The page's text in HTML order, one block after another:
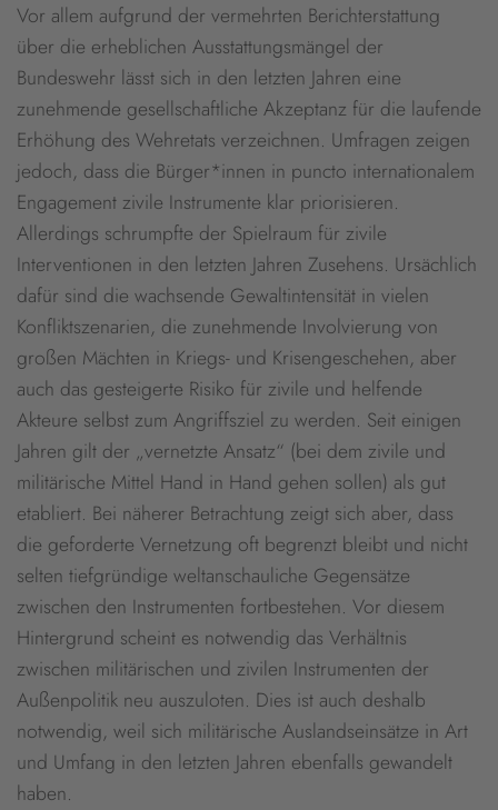
Vor allem aufgrund der vermehrten Berichterstattung
über die erheblichen Ausstattungsmängel der
Bundeswehr lässt sich in den letzten Jahren eine
zunehmende gesellschaftliche Akzeptanz für die laufende
Erhöhung des Wehretats verzeichnen. Umfragen zeigen
jedoch, dass die Bürger*innen in puncto internationalem
Engagement zivile Instrumente klar priorisieren.
Allerdings schrumpfte der Spielraum für zivile
Interventionen in den letzten Jahren Zusehens. Ursächlich
dafür sind die wachsende Gewaltintensität in vielen
Konfliktszenarien, die zunehmende Involvierung von
großen Mächten in Kriegs- und Krisengeschehen, aber
auch das gesteigerte Risiko für zivile und helfende
Akteure selbst zum Angriffsziel zu werden. Seit einigen
Jahren gilt der „vernetzte Ansatz“ (bei dem zivile und
militärische Mittel Hand in Hand gehen sollen) als gut
etabliert. Bei näherer Betrachtung zeigt sich aber, dass
die geforderte Vernetzung oft begrenzt bleibt und nicht
selten tiefgründige weltanschauliche Gegensätze
zwischen den Instrumenten fortbestehen. Vor diesem
Hintergrund scheint es notwendig das Verhältnis
zwischen militärischen und zivilen Instrumenten der
Außenpolitik neu auszuloten. Dies ist auch deshalb
notwendig, weil sich militärische Auslandseinsätze in Art
und Umfang in den letzten Jahren ebenfalls gewandelt
haben.